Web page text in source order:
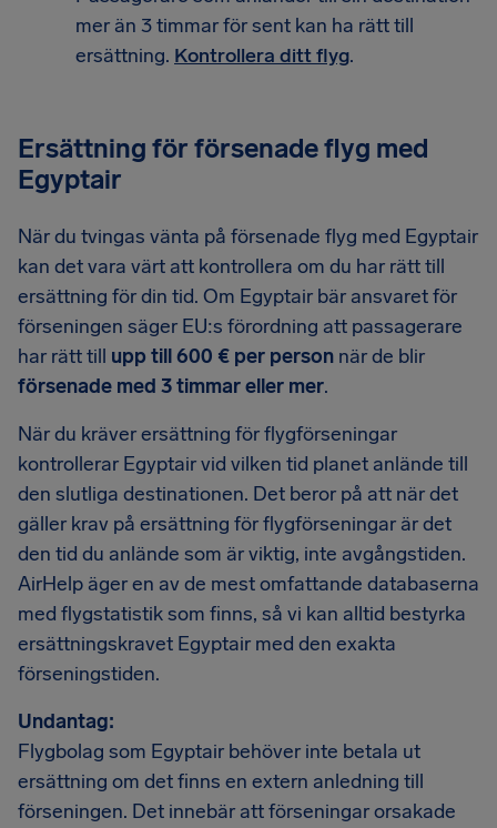
mer än 3 timmar för sent kan ha rätt till
ersättning. Kontrollera ditt flyg.
Ersättning för försenade flyg med
Egyptair
När du tvingas vänta på försenade flyg med Egyptair
kan det vara värt att kontrollera om du har rätt till
ersättning för din tid. Om Egyptair bär ansvaret för
förseningen säger EU:s förordning att passagerare
har rätt till upp till 600 € per person när de blir
försenade med 3 timmar eller mer.
När du kräver ersättning för flygförseningar
kontrollerar Egyptair vid vilken tid planet anlände till
den slutliga destinationen. Det beror på att när det
gäller krav på ersättning för flygförseningar är det
den tid du anlände som är viktig, inte avgångstiden.
AirHelp äger en av de mest omfattande databaserna
med flygstatistik som finns, så vi kan alltid bestyrka
ersättningskravet Egyptair med den exakta
förseningstiden.
Undantag:
Flygbolag som Egyptair behöver inte betala ut
ersättning om det finns en extern anledning till
förseningen. Det innebär att förseningar orsakade